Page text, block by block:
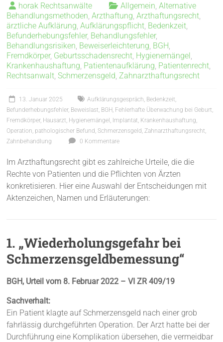
horak Rechtsanwälte Allgemein ,Alternative
Behandlungsmethoden ,Arzthaftung ,Arzthaftungsrecht
ärztliche Aufklärung ,Aufklärungspflicht Bedenkzeit
Befunderhebungsfehler, Behandlungsfehler,
Behandlungsrisiken Beweiserleichterung BGH
Fremdkörper, Geburtsschadensrecht Hygienemängel
Krankenhaushaftung Patientenaufklärung Patientenrecht
Rechtsanwalt ,Schmerzensgeld Zahnarzthaftungsrecht
13. Januar 2025 Aufklärungsgespräch Bedenkzeit
Befunderhebungsfehler, Beweislast BGH Fehlerhafte Überwachung bei Geburt
Fremdkörper, Hausarzt Hygienemängel Implantat Krankenhaushaftung
Operation pathologischer Befund ,Schmerzensgeld Zahnarzthaftungsrecht
Zahnbehandlung
0 Kommentare
Im Arzthaftungsrecht gibt es zahlreiche Urteile, die die
Rechte von Patienten und die Pflichten von Ärzten
konkretisieren. Hier eine Auswahl der Entscheidungen mit
Aktenzeichen, Namen und Erläuterungen:
1. „Wiederholungsgefahr bei
Schmerzensgeldbemessung“
BGH, Urteil vom 8. Februar 2022 – VI ZR 409/19
Sachverhalt:
Ein Patient klagte auf Schmerzensgeld nach einer grob
fahrlässig durchgeführten Operation. Der Arzt hatte bei der
Durchführung eine Komplikation übersehen, die vermeidbar